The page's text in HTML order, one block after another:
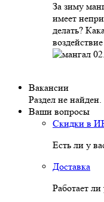
За зиму
имеет
делать?
Вакансии
Раздел не найден.
Ваши вопросы
Скидки в
Есть ли у
Доставка
Работает ли